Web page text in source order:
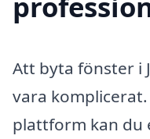
Att byta fönster i
vara
plattform kan du